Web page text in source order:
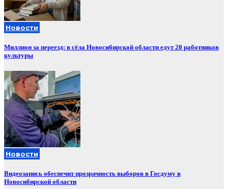
Новости
Миллион за переезд: в сёла Новосибирской области едут 20 работников
культуры
Новости
Видеозапись обеспечит прозрачность выборов в Госдуму в
Новосибирской области